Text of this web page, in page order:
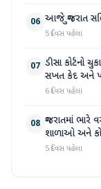
06 આજે ગુજરાત
5 દિવસ પહેલા
07 ડીસા કોર્ટનો
સખત કેદ અને
6 દિવસ પહેલા
08 ગુજરાતમાં
શાળાઓ અને
5 દિવસ પહેલા